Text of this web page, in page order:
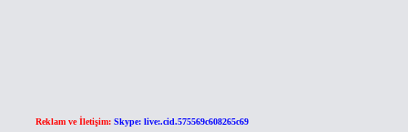
Reklam ve İletişim: Skype: live:.cid.575569c608265c69